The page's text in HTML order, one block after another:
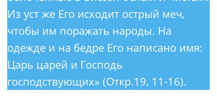
Из уст же Его исходит острый меч,
чтобы им поражать народы. На
одежде и на бедре Его написано имя:
Царь царей и Господь
господствующих» (Откр.19, 11-16).